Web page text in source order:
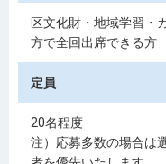
区文化財・地域学習・
方で全回出席できる方
定員
20名程度
注）応募多数の場合は